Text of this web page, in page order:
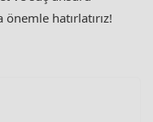
hatırlatırız!